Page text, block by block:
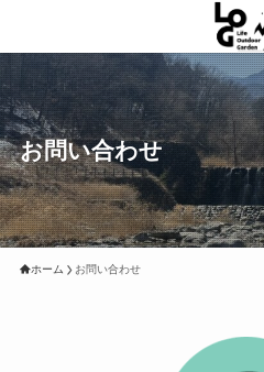
お問い合わせ
ホーム お問い合わせ